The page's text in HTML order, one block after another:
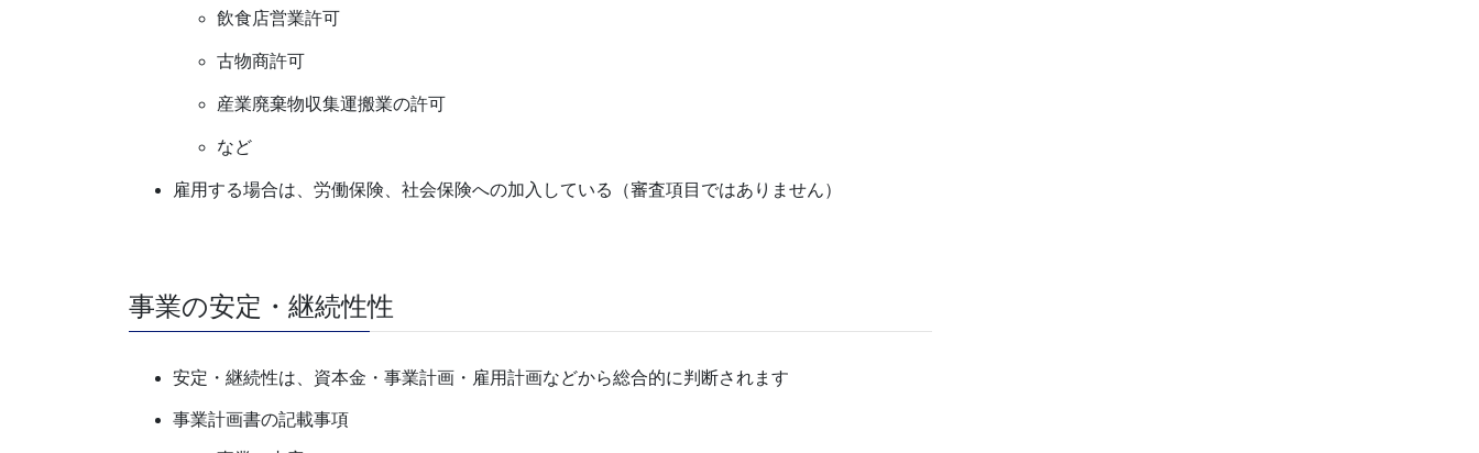
飲食店営業許可
古物商許可
産業廃棄物収集運搬業の許可
など
雇用する場合は、労働保険、社会保険への加入している（審査項目ではありません）
事業の安定・継続性性
安定・継続性は、資本金・事業計画・雇用計画などから総合的に判断されます
事業計画書の記載事項